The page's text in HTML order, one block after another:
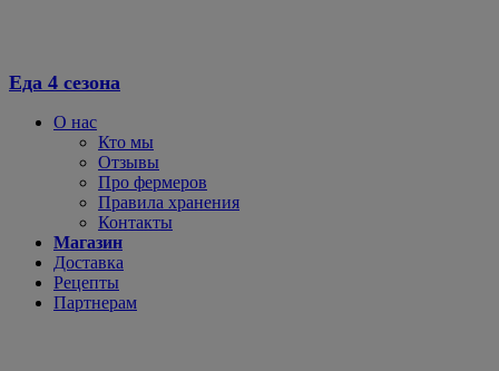
Еда 4 сезона
О нас
Кто мы
Отзывы
Про фермеров
Правила хранения
Контакты
Магазин
Доставка
Рецепты
Партнерам